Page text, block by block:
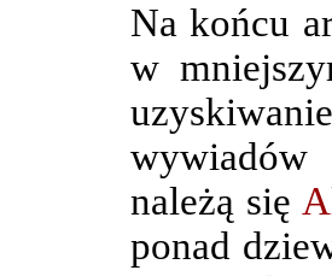
Na końcu
w
wywiadów
należą się
ponad